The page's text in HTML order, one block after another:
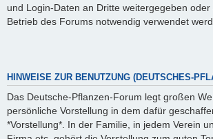
und Login-Daten an Dritte weitergegeben
Betrieb des Forums notwendig verwendet
HINWEISE ZUR BENUTZUNG (DEUTSCHES-
Das Deutsche-Pflanzen-Forum legt großen
persönliche Vorstellung in dem dafür
*Vorstellung*. In der Familie, in jedem Verein